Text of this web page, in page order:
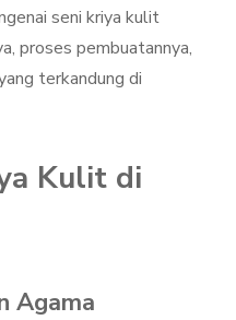
seni kriya kulit
proses pembuatannya,
terkandung di
Kulit di
Agama